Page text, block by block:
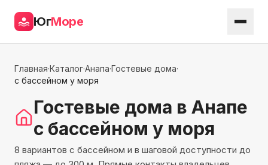
ЮгМоре
Главная·Каталог·Анапа·Гостевые дома·
с бассейном у моря
Гостевые дома в Анапе
с бассейном у моря
8 вариантов с бассейном и в шаговой доступности до